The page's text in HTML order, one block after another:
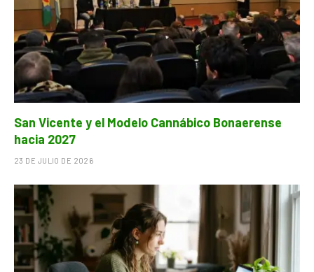
San Vicente y el Modelo Cannábico Bonaerense
hacia 2027
23 DE JULIO DE 2026